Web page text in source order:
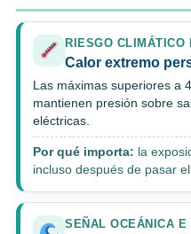
RIESGO CLIMÁTICO
Calor extremo
Las máximas superiores a
mantienen presión sobre
eléctricas.
Por qué importa: la
incluso después de pasar
SEÑAL OCEÁNICA E